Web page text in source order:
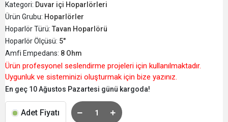
Kategori: Duvar içi Hoparlörleri
Ürün Grubu: Hoparlörler
Hoparlör Türü: Tavan Hoparlörü
Hoparlör Ölçüsü: 5"
Amfi Empedans: 8 Ohm
Ürün profesyonel seslendirme projeleri için kullanılmaktadır.
Uygunluk ve sisteminizi oluşturmak için bize yazınız.
En geç 10 Ağustos Pazartesi günü kargoda!
Adet Fiyatı